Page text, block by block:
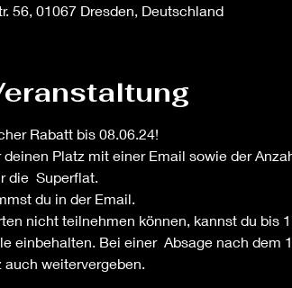
56, 01067 Dresden, Deutschland
Rabatt bis 08.06.24!
deinen Platz mit einer Email sowie der
die  Superflat.
du in der Email.
nicht teilnehmen können, kannst du bis
einbehalten. Bei einer  Absage nach
auch weitervergeben.